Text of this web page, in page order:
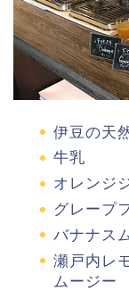
伊豆の天
牛乳
オレンジ
グレープ
バナナス
瀬戸内レ
ムージー